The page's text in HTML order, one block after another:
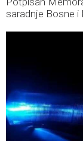
saradnje Bosne i